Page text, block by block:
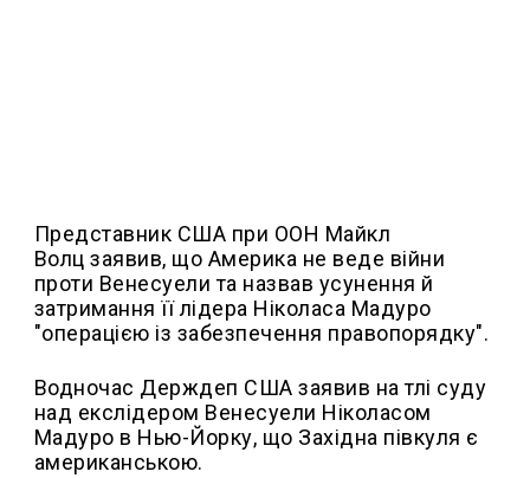
Представник США при ООН Майкл
Волц заявив, що Америка не веде війни
проти Венесуели та назвав усунення й
затримання її лідера Ніколаса Мадуро
"операцією із забезпечення правопорядку".
Водночас Держдеп США заявив на тлі суду
над екслідером Венесуели Ніколасом
Мадуро в Нью-Йорку, що Західна півкуля є
американською.